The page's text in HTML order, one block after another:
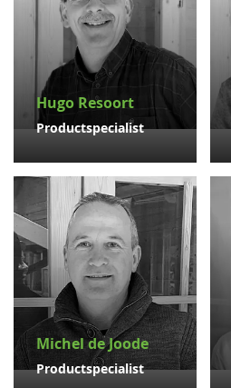
Hugo Resoort
Productspecialist
Michel de Joode
Productspecialist